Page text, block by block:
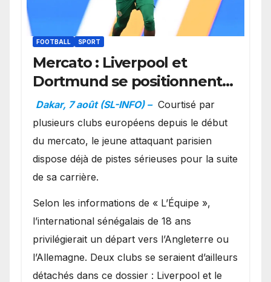
FOOTBALL SPORT
Mercato : Liverpool et
Dortmund se positionnent
en favoris pour recruter
Ibrahim Mbaye
Dakar, 7 août (SL-INFO) – Courtisé par
plusieurs clubs européens depuis le début
du mercato, le jeune attaquant parisien
dispose déjà de pistes sérieuses pour la suite
de sa carrière.
Selon les informations de « L’Équipe »,
l’international sénégalais de 18 ans
privilégierait un départ vers l’Angleterre ou
l’Allemagne. Deux clubs se seraient d’ailleurs
détachés dans ce dossier : Liverpool et le